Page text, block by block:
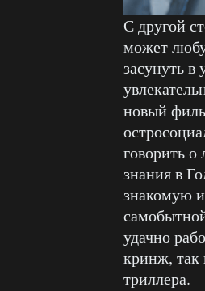
С другой
может
засунуть в
новый
говорить
знания в
знакомую
удачно
кринж, так
триллера.